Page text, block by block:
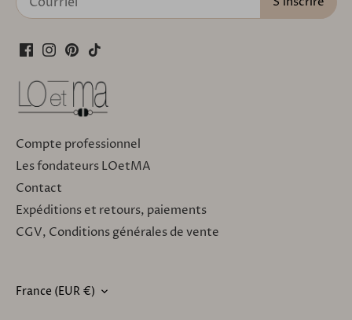
Compte professionnel
Les fondateurs LOetMA
Contact
Expéditions et retours, paiements
CGV, Conditions générales de vente
DEVISE
France (EUR €)